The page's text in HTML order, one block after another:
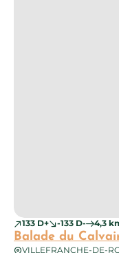
133 D+ -133 D- 4,3
Balade du
VILLEFRANCHE-DE-